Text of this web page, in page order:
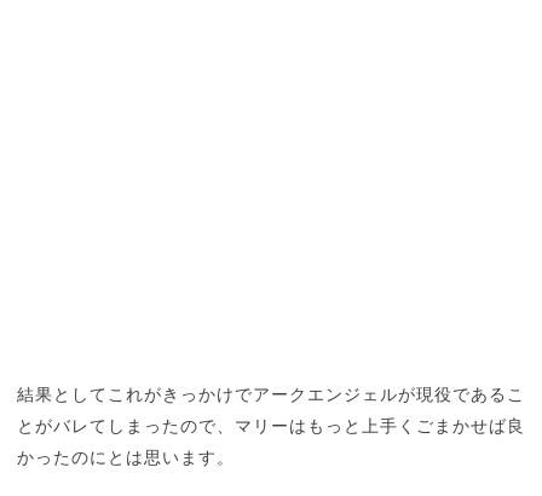
結果としてこれがきっかけでアークエンジェルが現役であるこ
とがバレてしまったので、マリーはもっと上手くごまかせば良
かったのにとは思います。